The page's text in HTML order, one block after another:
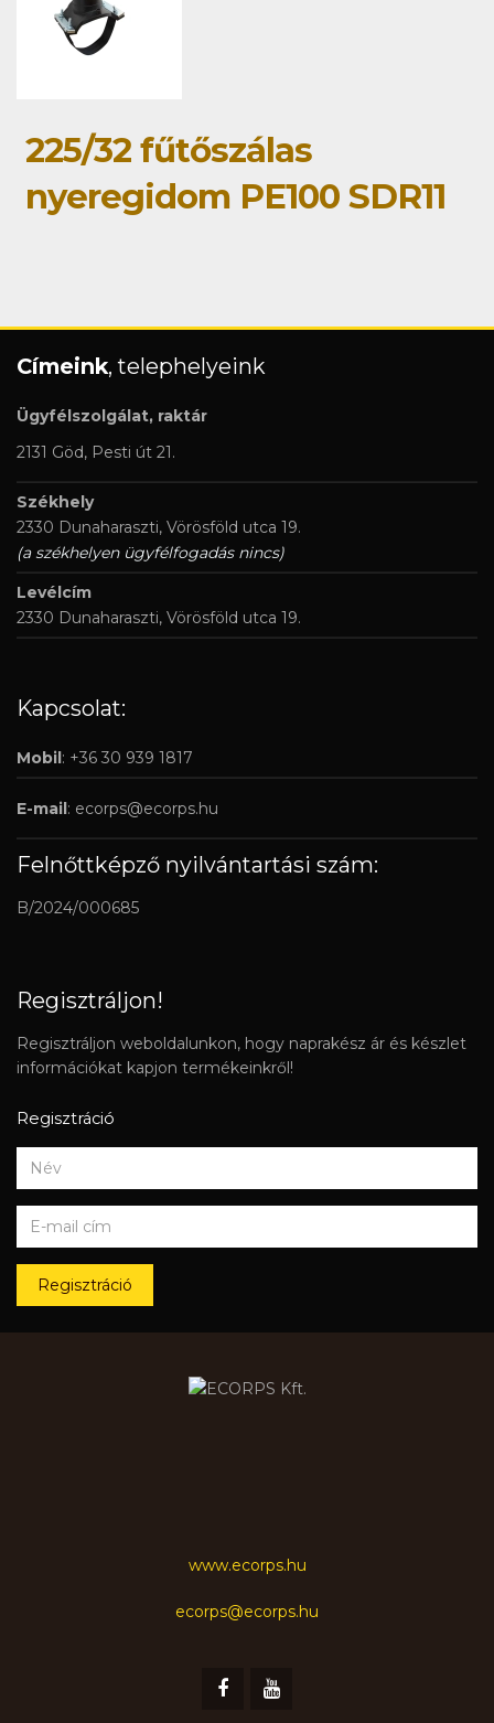
225/32 fűtőszálas
nyeregidom PE100 SDR11
Címeink, telephelyeink
Ügyfélszolgálat, raktár
2131 Göd, Pesti út 21.
Székhely
2330 Dunaharaszti, Vörösföld utca 19.
(a székhelyen ügyfélfogadás nincs)
Levélcím
2330 Dunaharaszti, Vörösföld utca 19.
Kapcsolat:
Mobil: +36 30 939 1817
E-mail: ecorps@ecorps.hu
Felnőttképző nyilvántartási szám:
B/2024/000685
Regisztráljon!
Regisztráljon weboldalunkon, hogy naprakész ár és készlet
információkat kapjon termékeinkről!
Regisztráció
Regisztráció
www.ecorps.hu
ecorps@ecorps.hu